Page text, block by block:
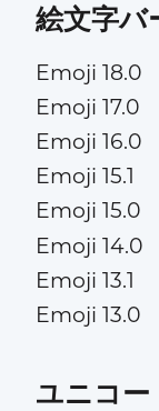
絵文字バ
Emoji 18.0
Emoji 17.0
Emoji 16.0
Emoji 15.1
Emoji 15.0
Emoji 14.0
Emoji 13.1
Emoji 13.0
ユニコー